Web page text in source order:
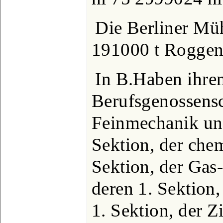
Die Berliner
191000 t
In B.Haben
Feinmechanik
Sektion, der
Sektion, der
deren 1.
1. Sektion, der